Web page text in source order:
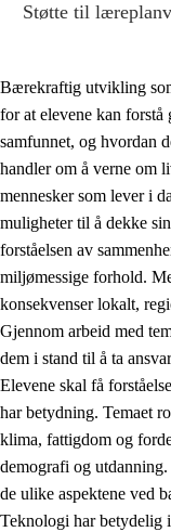
2. Prinsipper
2.1 Sosial
2.2 Kompetanse
2.3
2.4 Å lære å lære
Tverrfaglige
Støtte til
Bærekraftig utvikling
for at elevene kan
samfunnet, og hvordan
handler om å verne om
mennesker som lever i
muligheter til å dekke
forståelsen av
miljømessige forhold.
konsekvenser lokalt,
Gjennom arbeid med
dem i stand til å ta
Elevene skal få
har betydning. Temaet
klima, fattigdom og
demografi og
de ulike aspektene ved
Teknologi har betydelig